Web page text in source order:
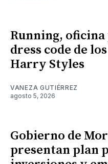
Running, oficina
dress code de
Harry Styles
VANEZA GUTIÉRREZ
agosto 5, 2026
Gobierno de
presentan plan